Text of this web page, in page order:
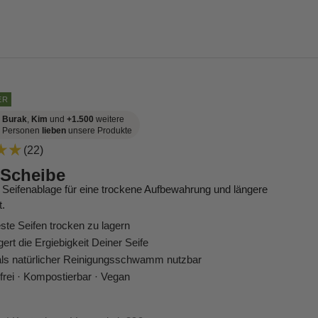
Burak Kim und +1.500 weitere
Personen liebenunsere Produkte
(22)
für eine trockene Aufbewahrung und längere
Seifen trocken zu lagern
die Ergiebigkeit Deiner Seife
natürlicher Reinigungsschwamm nutzbar
· Kompostierbar · Vegan